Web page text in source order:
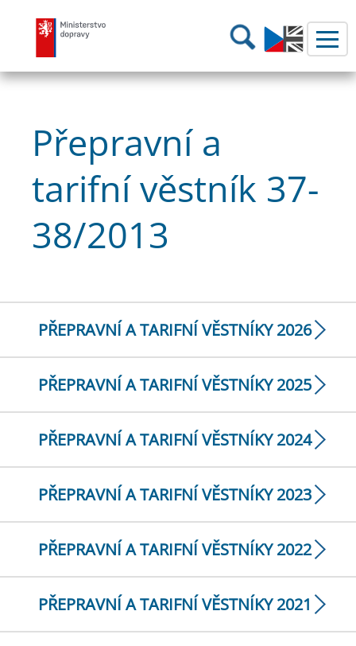
Ministerstvo dopravy Hledání
Přepravní a
tarifní věstník 37-
38/2013
PŘEPRAVNÍ A TARIFNÍ VĚSTNÍKY 2026
PŘEPRAVNÍ A TARIFNÍ VĚSTNÍKY 2025
PŘEPRAVNÍ A TARIFNÍ VĚSTNÍKY 2024
PŘEPRAVNÍ A TARIFNÍ VĚSTNÍKY 2023
PŘEPRAVNÍ A TARIFNÍ VĚSTNÍKY 2022
PŘEPRAVNÍ A TARIFNÍ VĚSTNÍKY 2021